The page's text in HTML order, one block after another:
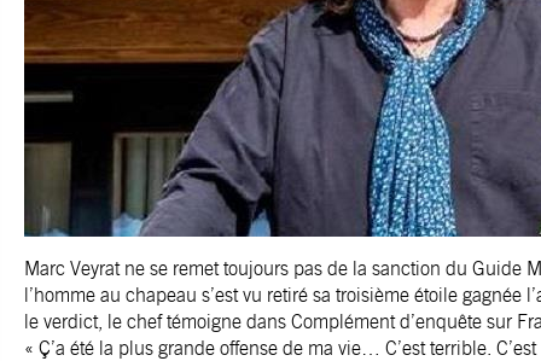
Marc Veyrat ne se remet toujours pas de la sanction du Guide
l’homme au chapeau s’est vu retiré sa troisième étoile gagnée
le verdict, le chef témoigne dans Complément d’enquête sur
« Ç’a été la plus grande offense de ma vie… C’est terrible.